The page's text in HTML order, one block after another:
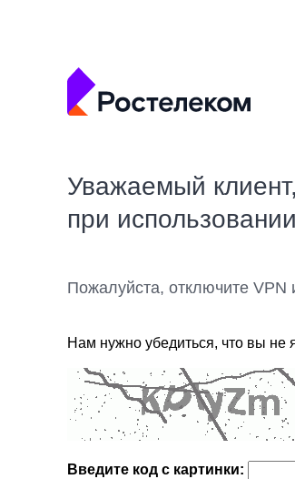
Уважаемый
при
Пожалуйста, отключите
Нам нужно убедиться, что вы не
Введите код с картинки: